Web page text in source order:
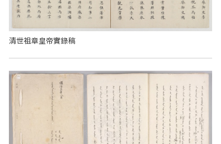
清世祖章皇帝實錄稿